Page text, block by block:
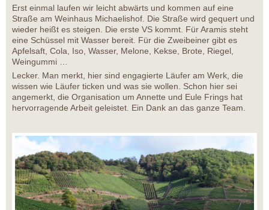
Erst einmal laufen wir leicht abwärts und kommen auf eine
Straße am Weinhaus Michaelishof. Die Straße wird gequert und
wieder heißt es steigen. Die erste VS kommt. Für Aramis steht
eine Schüssel mit Wasser bereit. Für die Zweibeiner gibt es
Apfelsaft, Cola, Iso, Wasser, Melone, Kekse, Brote, Riegel,
Weingummi …
Lecker. Man merkt, hier sind engagierte Läufer am Werk, die
wissen wie Läufer ticken und was sie wollen. Schon hier sei
angemerkt, die Organisation um Annette und Eule Frings hat
hervorragende Arbeit geleistet. Ein Dank an das ganze Team.